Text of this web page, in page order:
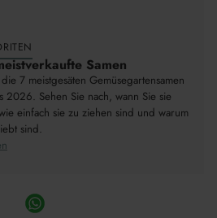
Samen
7 meistgesäten Gemüsegartensamen
2026. Sehen Sie nach, wann Sie sie
einfach sie zu ziehen sind und warum
sind.